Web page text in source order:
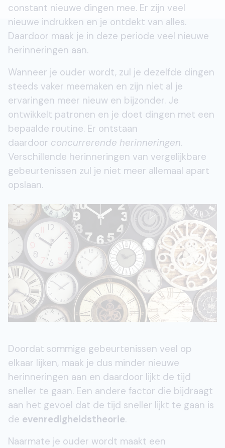
constant nieuwe dingen mee. Er zijn veel
nieuwe indrukken en je ontdekt van alles.
Daardoor maak je in deze periode veel nieuwe
herinneringen aan.
Wanneer je ouder wordt, zul je dezelfde dingen
steeds vaker meemaken en zijn niet al je
ervaringen meer nieuw en bijzonder. Je
ontwikkelt patronen en je doet dingen met een
bepaalde routine. Er ontstaan
daardoor concurrerende herinneringen.
Verschillende herinneringen van vergelijkbare
gebeurtenissen zul je niet meer allemaal apart
opslaan.
Doordat sommige gebeurtenissen veel op
elkaar lijken, maak je dus minder nieuwe
herinneringen aan en daardoor lijkt de tijd
sneller te gaan. Een andere factor die bijdraagt
aan het gevoel dat de tijd sneller lijkt te gaan is
de evenredigheidstheorie.
Naarmate je ouder wordt maakt een